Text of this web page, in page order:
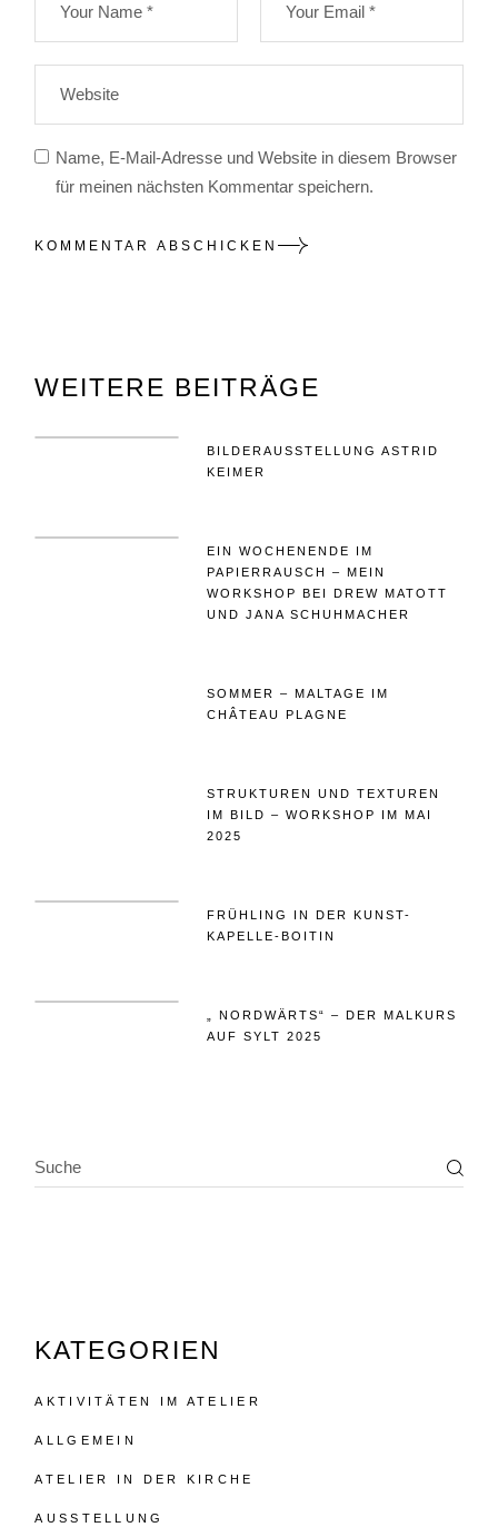
Name, E-Mail-Adresse und Website in diesem Browser
für meinen nächsten Kommentar speichern.
KOMMENTAR ABSCHICKEN
WEITERE BEITRÄGE
BILDERAUSSTELLUNG ASTRID
KEIMER
EIN WOCHENENDE IM
PAPIERRAUSCH – MEIN
WORKSHOP BEI DREW MATOTT
UND JANA SCHUHMACHER
SOMMER – MALTAGE IM
CHÂTEAU PLAGNE
STRUKTUREN UND TEXTUREN
IM BILD – WORKSHOP IM MAI
2025
FRÜHLING IN DER KUNST-
KAPELLE-BOITIN
„ NORDWÄRTS“ – DER MALKURS
AUF SYLT 2025
KATEGORIEN
AKTIVITÄTEN IM ATELIER
ALLGEMEIN
ATELIER IN DER KIRCHE
AUSSTELLUNG